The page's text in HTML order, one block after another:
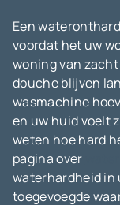
Een
voordat het uw
woning van
douche blijven
wasmachine
en uw huid voelt
weten hoe hard
pagina over
waterhardheid in
toegevoegde